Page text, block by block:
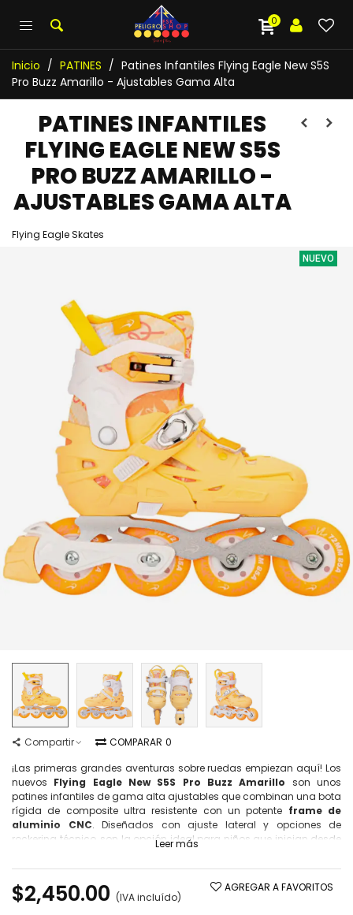
0
Inicio / PATINES / Patines Infantiles Flying Eagle New S5S
Pro Buzz Amarillo - Ajustables Gama Alta
PATINES INFANTILES
FLYING EAGLE NEW S5S
PRO BUZZ AMARILLO -
AJUSTABLES GAMA ALTA
Flying Eagle Skates
NUEVO
Compartir COMPARAR 0
¡Las primeras grandes aventuras sobre ruedas empiezan aquí! Los
nuevos Flying Eagle New S5S Pro Buzz Amarillo son unos
patines infantiles de gama alta ajustables que combinan una bota
rígida de composite ultra resistente con un potente frame de
aluminio CNC. Diseñados con ajuste lateral y opciones de
rockering técnico, son la opción ideal para niños que inician desde
con total estabilidad.
Leer más
$2,450.00 (IVA incluído)
AGREGAR A FAVORITOS